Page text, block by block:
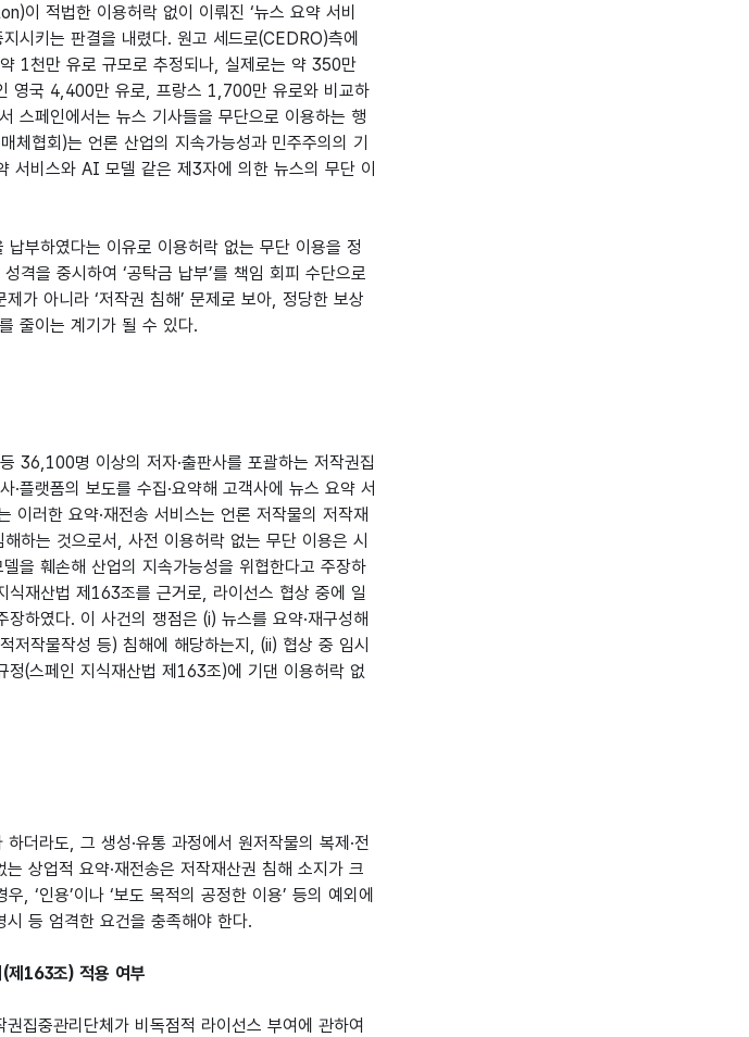
이 적법한 이용허락 없이 이뤄진 ‘뉴스 요약 서비
시키는 판결을 내렸다. 원고 세드로(CEDRO)측에
1천만 유로 규모로 추정되나, 실제로는 약 350만
영국 4,400만 유로, 프랑스 1,700만 유로와 비교하
스페인에서는 뉴스 기사들을 무단으로 이용하는 행
협회)는 언론 산업의 지속가능성과 민주주의의 기
서비스와 AI 모델 같은 제3자에 의한 뉴스의 무단 이
부하였다는 이유로 이용허락 없는 무단 이용을 정
격을 중시하여 ‘공탁금 납부’를 책임 회피 수단으로
가 아니라 ‘저작권 침해’ 문제로 보아, 정당한 보상
줄이는 계기가 될 수 있다.
36,100명 이상의 저자·출판사를 포괄하는 저작권집
플랫폼의 보도를 수집·요약해 고객사에 뉴스 요약 서
이러한 요약·재전송 서비스는 언론 저작물의 저작재
해하는 것으로서, 사전 이용허락 없는 무단 이용은 시
을 훼손해 산업의 지속가능성을 위협한다고 주장하
재산법 제163조를 근거로, 라이선스 협상 중에 일
하였다. 이 사건의 쟁점은 (i) 뉴스를 요약·재구성해
저작물작성 등) 침해에 해당하는지, (ii) 협상 중 임시
(스페인 지식재산법 제163조)에 기댄 이용허락 없
더라도, 그 생성·유통 과정에서 원저작물의 복제·전
상업적 요약·재전송은 저작재산권 침해 소지가 크
, ‘인용’이나 ‘보도 목적의 공정한 이용’ 등의 예외에
시 등 엄격한 요건을 충족해야 한다.
(제163조) 적용 여부
집중관리단체가 비독점적 라이선스 부여에 관하여